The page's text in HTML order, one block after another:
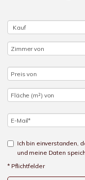
Ich bin einverstanden,
und meine Daten
* Pflichtfelder